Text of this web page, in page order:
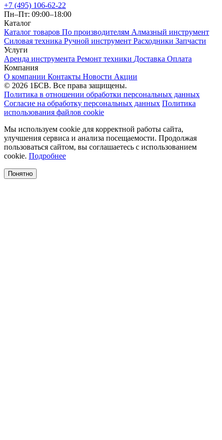
+7 (495) 106-62-22
Пн–Пт: 09:00–18:00
Каталог
Каталог товаров По производителям Алмазный инструмент
Силовая техника Ручной инструмент Расходники Запчасти
Услуги
Аренда инструмента Ремонт техники Доставка Оплата
Компания
О компании Контакты Новости Акции
© 2026 1БСВ. Все права защищены.
Политика в отношении обработки персональных данных
Согласие на обработку персональных данных Политика
использования файлов cookie
Мы используем cookie для корректной работы сайта,
улучшения сервиса и анализа посещаемости. Продолжая
пользоваться сайтом, вы соглашаетесь с использованием
cookie. Подробнее
Понятно